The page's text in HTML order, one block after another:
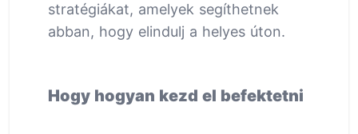
stratégiákat, amelyek segíthetnek
abban, hogy elindulj a helyes úton.
Hogy hogyan kezd el befektetni